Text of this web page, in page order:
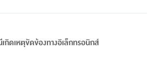
กิดเหตุขัดข้องทางอิเล็กทรอนิกส์